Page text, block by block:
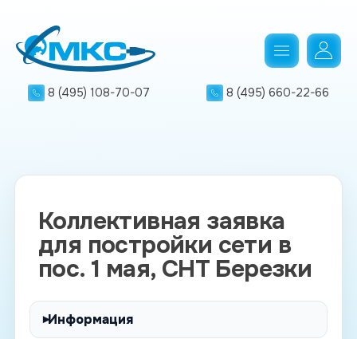
8 (495) 108-70-07 8 (495) 660-22-66
Коллективная заявка
для постройки сети в
пос. 1 мая, СНТ Березки
Информация